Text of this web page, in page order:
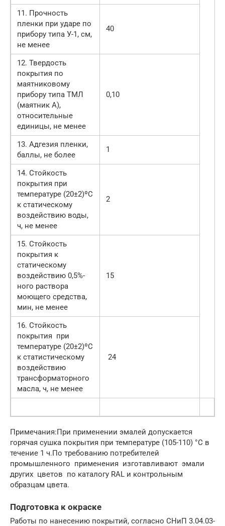
11. Прочность
пленки при ударе по
прибору типа У-1, см,
не менее
40
12. Твердость
покрытия по
маятниковому
прибору типа ТМЛ
(маятник А),
относительные
единицы, не менее
0,10
13. Адгезия пленки,
баллы, не более
1
14. Стойкость
покрытия при
температуре (20±2)ºС
к статическому
воздействию воды,
ч, не менее
2
15. Стойкость
покрытия к
статическому
воздействию 0,5%-
ного раствора
моющего средства,
мин, не менее
15
16. Стойкость
покрытия при
температуре (20±2)ºС
к статистическому
воздействию
трансформаторного
масла, ч, не менее
24
Примечания:При применении эмалей допускается
горячая сушка покрытия при температуре (105-110) °С в
течение 1 ч.По требованию потребителей
промышленного применения изготавливают эмали
других цветов по каталогу RAL и контрольным
образцам цвета.
Подготовка к окраске
Работы по нанесению покрытий, согласно СНиП 3.04.03-